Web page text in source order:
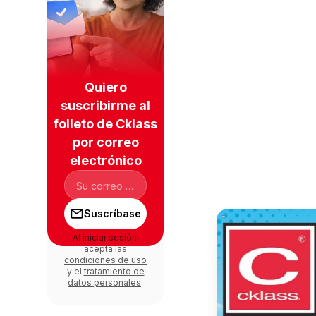
Quiero
suscribirme al
folleto de Cklass
por correo
electrónico
Suscríbase
Al iniciar sesión,
acepta las
condiciones de uso
y el tratamiento de
datos personales.